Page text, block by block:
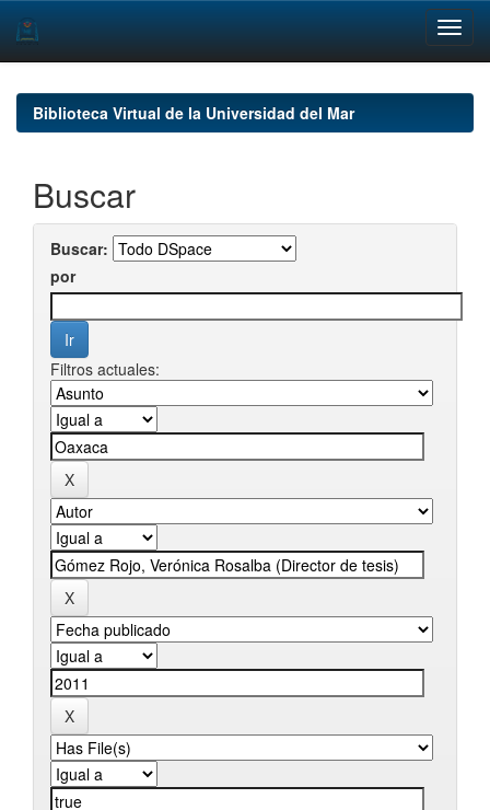
navigationBiblioteca Virtual de la Universidad del Mar
Buscar
Buscar:
por
Filtros actuales: